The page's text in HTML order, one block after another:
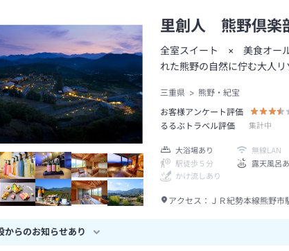
里創人 熊野倶楽
全室スイート × 美食オール
れた熊野の自然に佇む大人リ
三重県
熊野・紀宝
お客様アンケート評価
るるぶトラベル評価
集計中
大浴場あり 無線LAN
駅徒歩５分
露天風呂
かけ流しあり
アクセス： ＪＲ紀勢本線熊野
からのお知らせあり